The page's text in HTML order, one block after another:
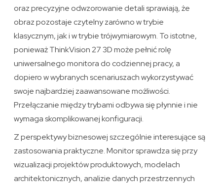
oraz precyzyjne odwzorowanie detali sprawiają, że
obraz pozostaje czytelny zarówno w trybie
klasycznym, jak i w trybie trójwymiarowym. To istotne,
ponieważ ThinkVision 27 3D może pełnić rolę
uniwersalnego monitora do codziennej pracy, a
dopiero w wybranych scenariuszach wykorzystywać
swoje najbardziej zaawansowane możliwości.
Przełączanie między trybami odbywa się płynnie i nie
wymaga skomplikowanej konfiguracji.
Z perspektywy biznesowej szczególnie interesujące są
zastosowania praktyczne. Monitor sprawdza się przy
wizualizacji projektów produktowych, modelach
architektonicznych, analizie danych przestrzennych